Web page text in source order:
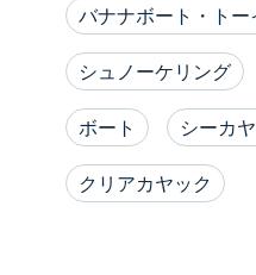
バナナボート・ト
シュノーケリング
ボート シーカ
クリアカヤック